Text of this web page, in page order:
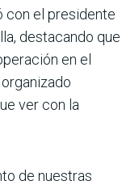
con el presidente
destacando que
en el
ver con la
de nuestras